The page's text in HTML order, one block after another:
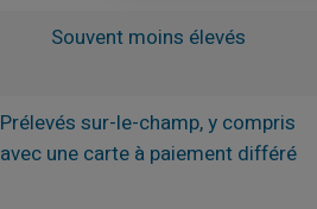
Souvent moins élevés
Prélevés sur-le-champ, y compris
avec une carte à paiement différé